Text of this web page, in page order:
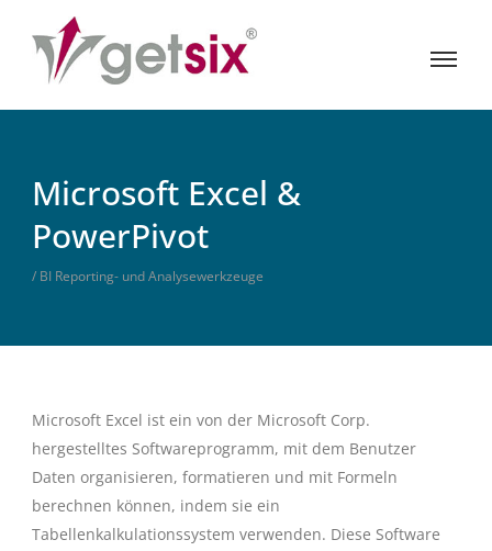
Microsoft Excel &
PowerPivot
/ BI Reporting- und Analysewerkzeuge
Microsoft Excel ist ein von der Microsoft Corp.
hergestelltes Softwareprogramm, mit dem Benutzer
Daten organisieren, formatieren und mit Formeln
berechnen können, indem sie ein
Tabellenkalkulationssystem verwenden. Diese Software